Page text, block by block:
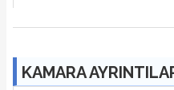
KAMARA